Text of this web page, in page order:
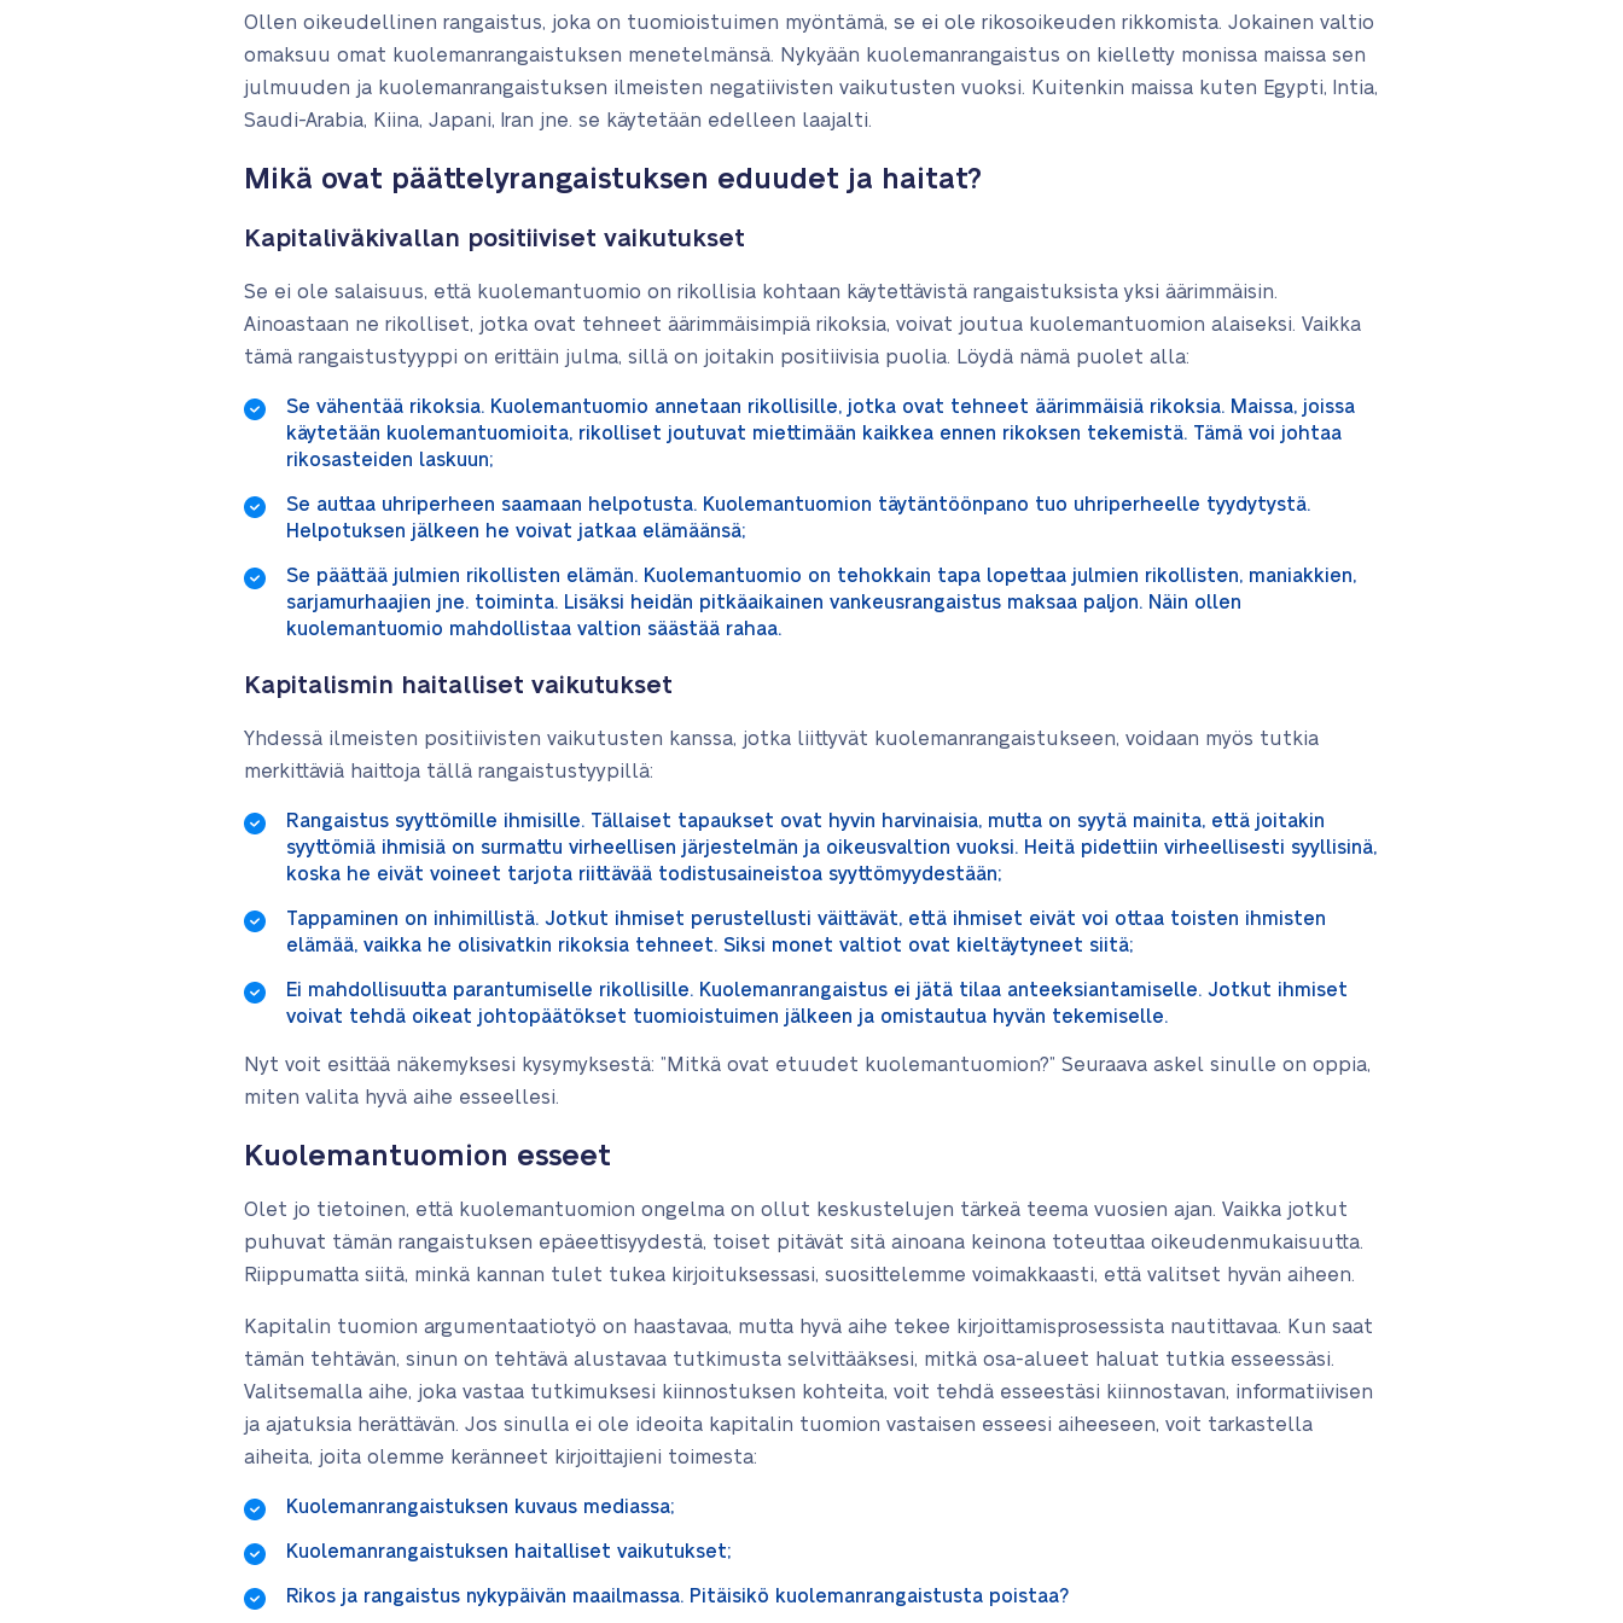
Ollen oikeudellinen rangaistus, joka on tuomioistuimen myöntämä, se ei ole rikosoikeuden rikkomista. Jokainen valtio
omaksuu omat kuolemanrangaistuksen menetelmänsä. Nykyään kuolemanrangaistus on kielletty monissa maissa sen
julmuuden ja kuolemanrangaistuksen ilmeisten negatiivisten vaikutusten vuoksi. Kuitenkin maissa kuten Egypti, Intia,
Saudi-Arabia, Kiina, Japani, Iran jne. se käytetään edelleen laajalti.
Mikä ovat päättelyrangaistuksen eduudet ja haitat?
Kapitaliväkivallan positiiviset vaikutukset
Se ei ole salaisuus, että kuolemantuomio on rikollisia kohtaan käytettävistä rangaistuksista yksi äärimmäisin.
Ainoastaan ne rikolliset, jotka ovat tehneet äärimmäisimpiä rikoksia, voivat joutua kuolemantuomion alaiseksi. Vaikka
tämä rangaistustyyppi on erittäin julma, sillä on joitakin positiivisia puolia. Löydä nämä puolet alla:
Se vähentää rikoksia. Kuolemantuomio annetaan rikollisille, jotka ovat tehneet äärimmäisiä rikoksia. Maissa, joissa
käytetään kuolemantuomioita, rikolliset joutuvat miettimään kaikkea ennen rikoksen tekemistä. Tämä voi johtaa
rikosasteiden laskuun;
Se auttaa uhriperheen saamaan helpotusta. Kuolemantuomion täytäntöönpano tuo uhriperheelle tyydytystä.
Helpotuksen jälkeen he voivat jatkaa elämäänsä;
Se päättää julmien rikollisten elämän. Kuolemantuomio on tehokkain tapa lopettaa julmien rikollisten, maniakkien,
sarjamurhaajien jne. toiminta. Lisäksi heidän pitkäaikainen vankeusrangaistus maksaa paljon. Näin ollen
kuolemantuomio mahdollistaa valtion säästää rahaa.
Kapitalismin haitalliset vaikutukset
Yhdessä ilmeisten positiivisten vaikutusten kanssa, jotka liittyvät kuolemanrangaistukseen, voidaan myös tutkia
merkittäviä haittoja tällä rangaistustyypillä:
Rangaistus syyttömille ihmisille. Tällaiset tapaukset ovat hyvin harvinaisia, mutta on syytä mainita, että joitakin
syyttömiä ihmisiä on surmattu virheellisen järjestelmän ja oikeusvaltion vuoksi. Heitä pidettiin virheellisesti syyllisinä,
koska he eivät voineet tarjota riittävää todistusaineistoa syyttömyydestään;
Tappaminen on inhimillistä. Jotkut ihmiset perustellusti väittävät, että ihmiset eivät voi ottaa toisten ihmisten
elämää, vaikka he olisivatkin rikoksia tehneet. Siksi monet valtiot ovat kieltäytyneet siitä;
Ei mahdollisuutta parantumiselle rikollisille. Kuolemanrangaistus ei jätä tilaa anteeksiantamiselle. Jotkut ihmiset
voivat tehdä oikeat johtopäätökset tuomioistuimen jälkeen ja omistautua hyvän tekemiselle.
Nyt voit esittää näkemyksesi kysymyksestä: ”Mitkä ovat etuudet kuolemantuomion?” Seuraava askel sinulle on oppia,
miten valita hyvä aihe esseellesi.
Kuolemantuomion esseet
Olet jo tietoinen, että kuolemantuomion ongelma on ollut keskustelujen tärkeä teema vuosien ajan. Vaikka jotkut
puhuvat tämän rangaistuksen epäeettisyydestä, toiset pitävät sitä ainoana keinona toteuttaa oikeudenmukaisuutta.
Riippumatta siitä, minkä kannan tulet tukea kirjoituksessasi, suosittelemme voimakkaasti, että valitset hyvän aiheen.
Kapitalin tuomion argumentaatiotyö on haastavaa, mutta hyvä aihe tekee kirjoittamisprosessista nautittavaa. Kun saat
tämän tehtävän, sinun on tehtävä alustavaa tutkimusta selvittääksesi, mitkä osa-alueet haluat tutkia esseessäsi.
Valitsemalla aihe, joka vastaa tutkimuksesi kiinnostuksen kohteita, voit tehdä esseestäsi kiinnostavan, informatiivisen
ja ajatuksia herättävän. Jos sinulla ei ole ideoita kapitalin tuomion vastaisen esseesi aiheeseen, voit tarkastella
aiheita, joita olemme keränneet kirjoittajieni toimesta:
Kuolemanrangaistuksen kuvaus mediassa;
Kuolemanrangaistuksen haitalliset vaikutukset;
Rikos ja rangaistus nykypäivän maailmassa. Pitäisikö kuolemanrangaistusta poistaa?